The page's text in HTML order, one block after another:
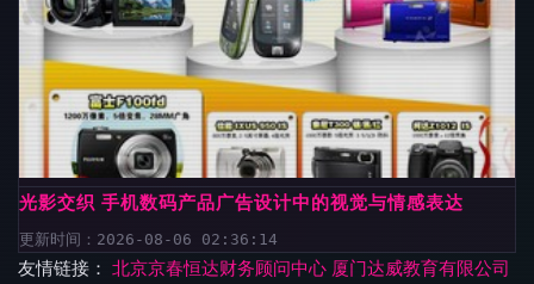
光影交织 手机数码产品广告设计中的视觉与情感表达
更新时间：2026-08-06 02:36:14
友情链接： 北京京春恒达财务顾问中心 厦门达威教育有限公司